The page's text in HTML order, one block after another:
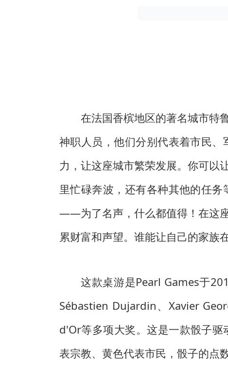
在法国香槟地区的著名城市特
神职人员，他们分别代表着市民
力，让这座城市繁荣发展。你可以
里忙碌奔波，还有各种其他的任
——为了名声，什么都值得！在这
累财富和声望。谁能让自己的家族
这款桌游是Pearl Games于
Sébastien Dujardin、Xavier
d'Or等多项大奖。这是一款骰子
表宗教、黄色代表市民，骰子的点